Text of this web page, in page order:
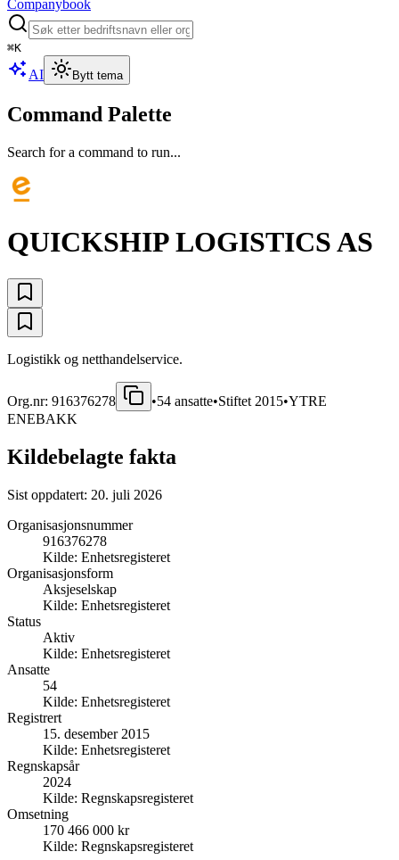
Companybook
⌘K
AI Bytt tema
Command Palette
Search for a command to run...
QUICKSHIP LOGISTICS AS
Logistikk og netthandelservice.
Org.nr: 916376278 •54 ansatte•Stiftet 2015•YTRE
ENEBAKK
Kildebelagte fakta
Sist oppdatert: 20. juli 2026
Organisasjonsnummer
916376278
Kilde: Enhetsregisteret
Organisasjonsform
Aksjeselskap
Kilde: Enhetsregisteret
Status
Aktiv
Kilde: Enhetsregisteret
Ansatte
54
Kilde: Enhetsregisteret
Registrert
15. desember 2015
Kilde: Enhetsregisteret
Regnskapsår
2024
Kilde: Regnskapsregisteret
Omsetning
170 466 000 kr
Kilde: Regnskapsregisteret